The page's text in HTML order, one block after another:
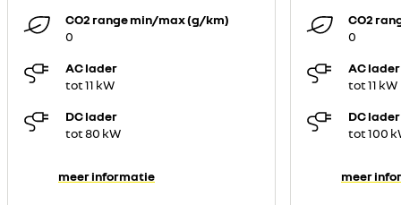
CO2 range min/max (g/km)
0
AC lader
tot 11 kW
DC lader
tot 80 kW
meer informatie
CO2
0
AC lader
tot 11 kW
DC lader
tot 100
meer